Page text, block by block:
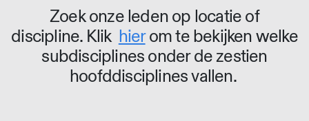
Zoek onze leden op locatie of
discipline. Klik hierom te bekijken welke
subdisciplines onder de zestien
hoofddisciplines vallen.